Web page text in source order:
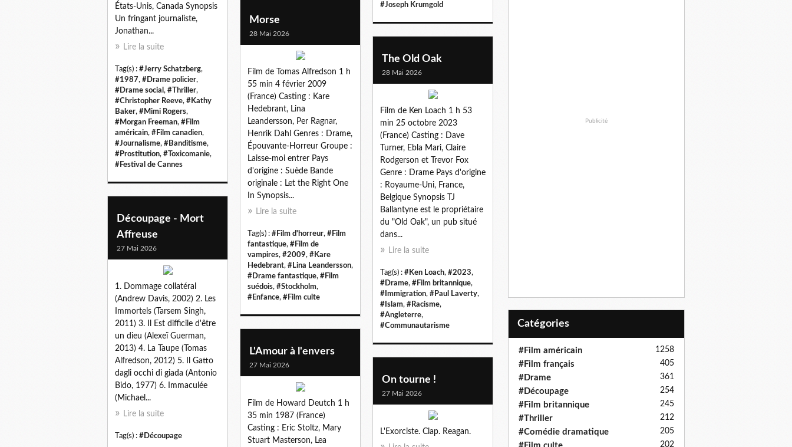
#Joseph Krumgold
États-Unis, Canada Synopsis
Un fringant journaliste,
Jonathan...
Lire la suite
Tag(s) : #Jerry Schatzberg,
#1987, #Drame policier,
#Drame social , #Thriller,
#Christopher Reeve, #Kathy
Baker, #Mimi Rogers,
#Morgan Freeman, #Film
américain, #Film canadien,
#Journalisme, #Banditisme,
#Prostitution, #Toxicomanie,
#Festival de Cannes
Morse
28 Mai 2026
Film de Tomas Alfredson 1 h
55 min 4 février 2009
(France) Casting : Kare
Hedebrant, Lina
Leandersson, Per Ragnar,
Henrik Dahl Genres : Drame,
Épouvante-Horreur Groupe :
Laisse-moi entrer Pays
d'origine : Suède Bande
originale : Let the Right One
In Synopsis...
Lire la suite
Tag(s) : #Film d'horreur, #Film
fantastique, #Film de
vampires, #2009, #Kare
Hedebrant, #Lina Leandersson,
#Drame fantastique, #Film
suédois, #Stockholm,
#Enfance, #Film culte
The Old Oak
28 Mai 2026
Film de Ken Loach 1 h 53
min 25 octobre 2023
(France) Casting : Dave
Turner, Ebla Mari, Claire
Rodgerson et Trevor Fox
Genre : Drame Pays d'origine
: Royaume-Uni, France,
Belgique Synopsis TJ
Ballantyne est le propriétaire
du "Old Oak", un pub situé
dans...
Lire la suite
Tag(s) : #Ken Loach, #2023,
#Drame, #Film britannique,
#Immigration, #Paul Laverty,
#Islam, #Racisme,
#Angleterre,
#Communautarisme
Découpage - Mort
Affreuse
27 Mai 2026
1. Dommage collatéral
(Andrew Davis, 2002) 2. Les
Immortels (Tarsem Singh,
2011) 3. Il Est difficile d'être
un dieu (Alexeï Guerman,
2013) 4. La Taupe (Tomas
Alfredson, 2012) 5. Il Gatto
dagli occhi di giada (Antonio
Bido, 1977) 6. Immaculée
(Michael...
Lire la suite
Tag(s) : #Découpage
L'Amour à l'envers
27 Mai 2026
Film de Howard Deutch 1 h
35 min 1987 (France)
Casting : Eric Stoltz, Mary
Stuart Masterson, Lea
On tourne !
27 Mai 2026
L'Exorciste. Clap. Reagan.
Publicité
Catégories
#Film américain 1258
#Film français 405
#Drame 361
#Découpage 254
#Film britannique 245
#Thriller 212
#Comédie dramatique 205
202